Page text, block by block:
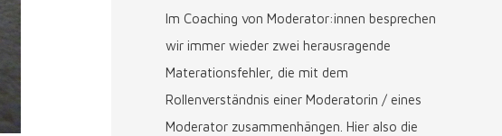
Im Coaching von Moderator:innen besprechen
wir immer wieder zwei herausragende
Materationsfehler, die mit dem
Rollenverständnis einer Moderatorin / eines
Moderator zusammenhängen. Hier also die